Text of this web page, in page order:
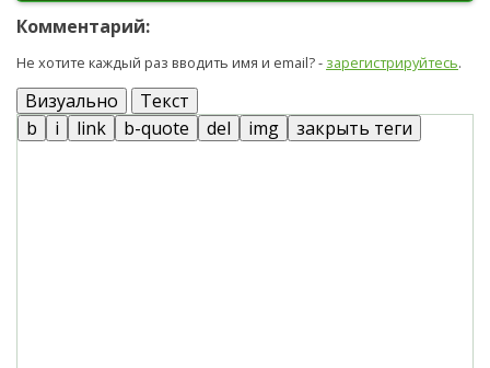
Комментарий:
Не хотите каждый раз вводить имя и email? - зарегистрируйтесь.
Визуально Текст